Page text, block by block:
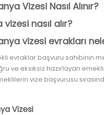
Vizesi Nasıl Alınır?
nasıl alır?
vizesi evrakları
evraklar başvuru sahibinin
ve eksiksiz hazırlayan
vize başvurusu
Vizesi